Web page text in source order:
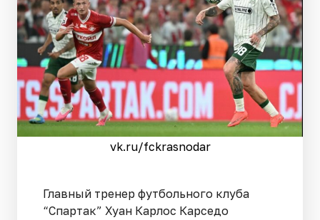
vk.ru/fckrasnodar
Главный тренер футбольного клуба
“Спартак” Хуан Карлос Карседо